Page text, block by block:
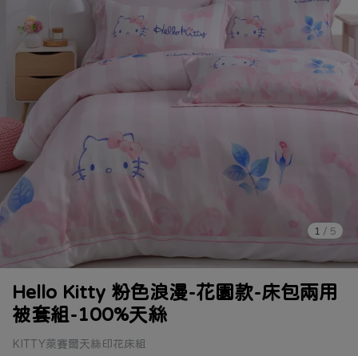
1 / 5
Hello Kitty 粉色浪漫-花園款-床包兩用
被套組-100%天絲
KITTY萊賽爾天絲印花床組